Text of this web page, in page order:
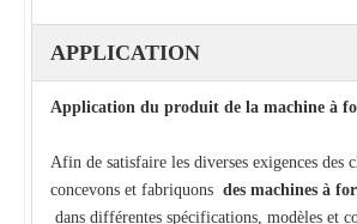
APPLICATION
Application du produit de la machine à
Afin de satisfaire les diverses exigences des
concevons et fabriquons des machines à
dans différentes spécifications, modèles et